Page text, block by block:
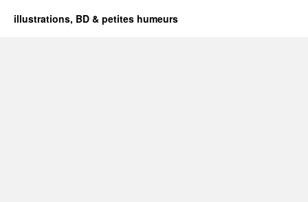
illustrations, BD & petites humeurs